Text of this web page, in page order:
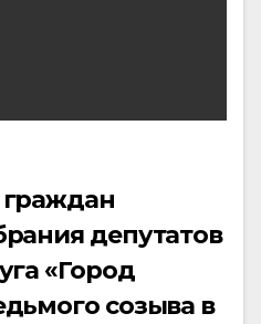
депутатов
«Город
созыва в